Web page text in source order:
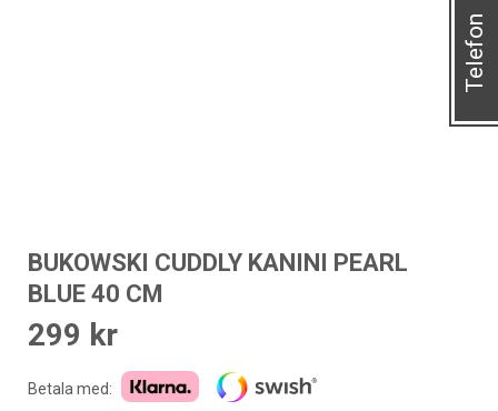
BUKOWSKI CUDDLY KANINI PEARL
BLUE 40 CM
299 kr
Betala med:
Telefon